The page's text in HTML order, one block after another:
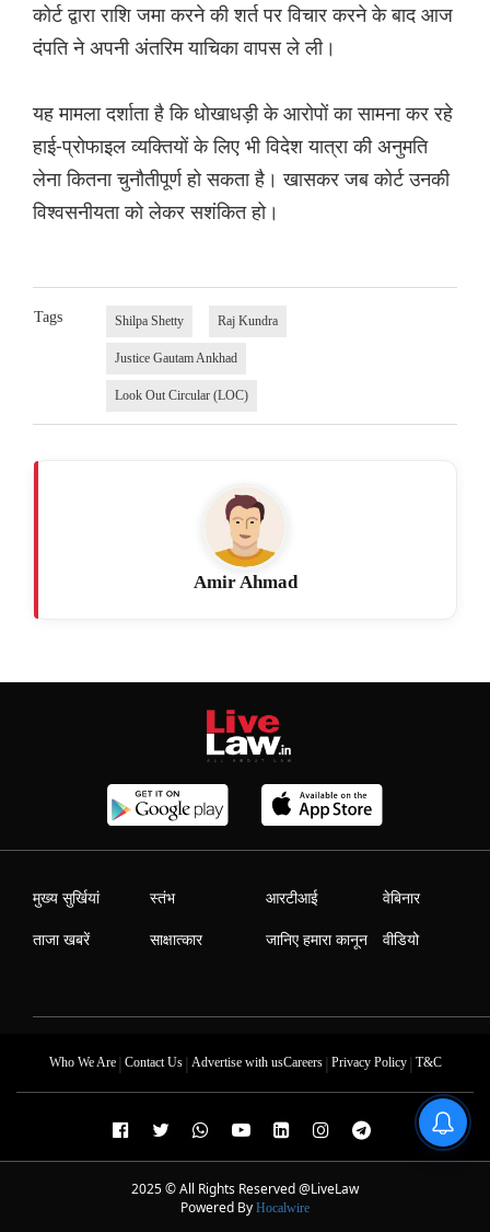
कोर्ट द्वारा राशि जमा करने की शर्त पर विचार करने के बाद आज
दंपति ने अपनी अंतरिम याचिका वापस ले ली।
यह मामला दर्शाता है कि धोखाधड़ी के आरोपों का सामना कर रहे
हाई-प्रोफाइल व्यक्तियों के लिए भी विदेश यात्रा की अनुमति
लेना कितना चुनौतीपूर्ण हो सकता है। खासकर जब कोर्ट उनकी
विश्वसनीयता को लेकर सशंकित हो।
Tags Shilpa Shetty Raj Kundra
Justice Gautam Ankhad
Look Out Circular (LOC)
Amir Ahmad
मुख्य सुर्खियां
ताजा खबरें
स्तंभ
साक्षात्कार
आरटीआई
जानिए हमारा कानून
वेबिनार
वीडियो
Who We Are| Contact Us| Advertise with usCareers| Privacy Policy| T&C
2025 © All Rights Reserved @LiveLaw
Powered By Hocalwire